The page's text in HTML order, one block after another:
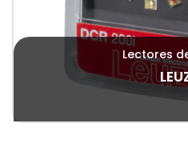
Lectores